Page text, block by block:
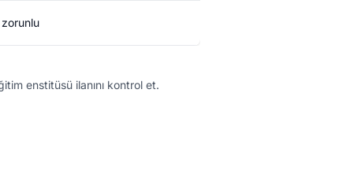
zorunlu
enstitüsü ilanını kontrol et.